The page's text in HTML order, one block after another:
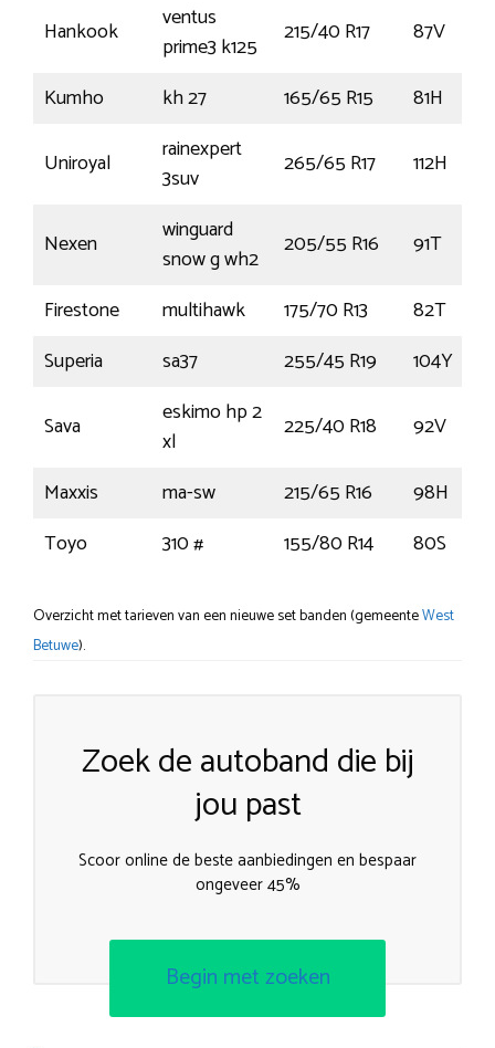
Hankook
ventus
prime3 k125
215/40 R17
87V
Kumho
kh 27 165/65 R15
81H
Uniroyal
rainexpert
3suv
265/65 R17 112H
Nexen
winguard
snow g wh2
205/55 R16
91T
Firestone
multihawk 175/70 R13
82T
Superia
sa37 255/45 R19
104Y
Sava
eskimo hp 2
xl
225/40 R18
92V
Maxxis
ma-sw 215/65 R16
98H
Toyo
310 # 155/80 R14 80S
Overzicht met tarieven van een nieuwe set banden (gemeenteWest
Betuwe).
Zoek de autoband die bij
jou past
Scoor online de beste aanbiedingen en bespaar
ongeveer 45%
Begin met zoeken